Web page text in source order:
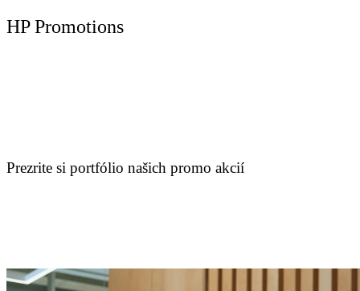
HP Promotions
Prezrite si portfólio našich promo akcií